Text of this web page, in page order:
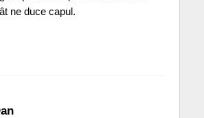
ne duce capul.